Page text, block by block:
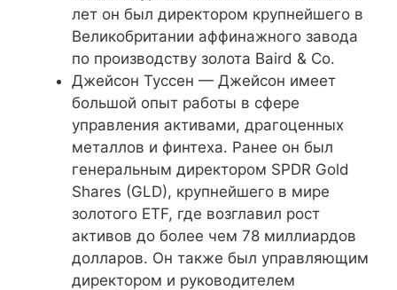
лет он был директором крупнейшего в
Великобритании аффинажного завода
по производству золота Baird & Co.
Джейсон Туссен — Джейсон имеет
большой опыт работы в сфере
управления активами, драгоценных
металлов и финтеха. Ранее он был
генеральным директором SPDR Gold
Shares (GLD), крупнейшего в мире
золотого ETF, где возглавил рост
активов до более чем 78 миллиардов
долларов. Он также был управляющим
директором и руководителем